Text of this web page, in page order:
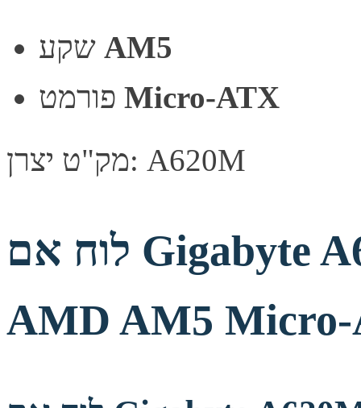
AM5
Micro-ATX
מק"ט יצרן: A620M
לוח אם Gigabyte A620M GAMING X
AMD AM5